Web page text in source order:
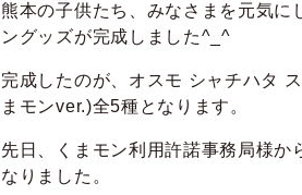
熊本の子供たち、みなさまを元気
ングッズが完成しました^_^
完成したのが、オスモ シャチハタ
まモンver.)全5種となります。
先日、くまモン利用許諾事務局様
なりました。